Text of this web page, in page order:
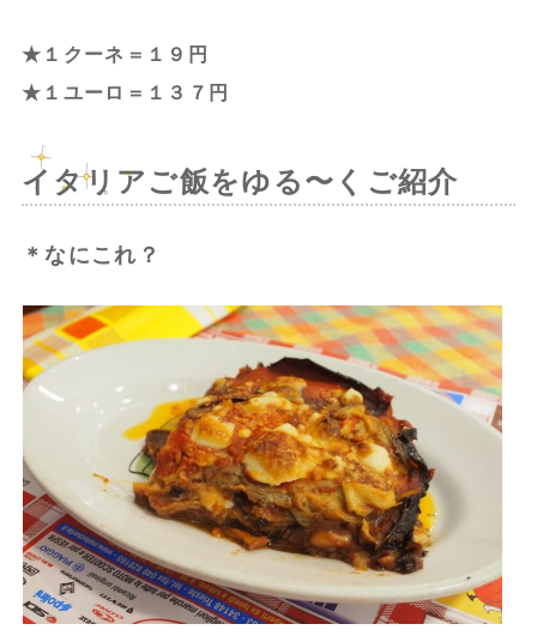
★１クーネ＝１９円
★１ユーロ＝１３７円
イタリアご飯をゆる〜くご紹介
＊なにこれ？